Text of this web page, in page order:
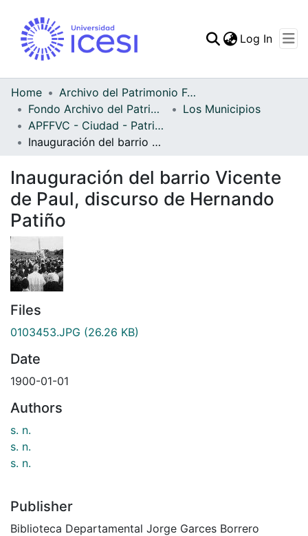
Statistics
Log In
Home
Archivo del Patrimonio Fotográfico y Fílmico del Valle del Cauca
Fondo Archivo del Patrimonio Fotográfico y Fílmico del Valle del Cauca
Los Municipios
APFFVC - Ciudad - Patrimonial
Inauguración del barrio Vicente de Paul, discurso de Hernando Patiño
Inauguración del barrio Vicente
de Paul, discurso de Hernando
Patiño
Files
0103453.JPG (26.26 KB)
Date
1900-01-01
Authors
s. n.
s. n.
s. n.
Publisher
Biblioteca Departamental Jorge Garces Borrero